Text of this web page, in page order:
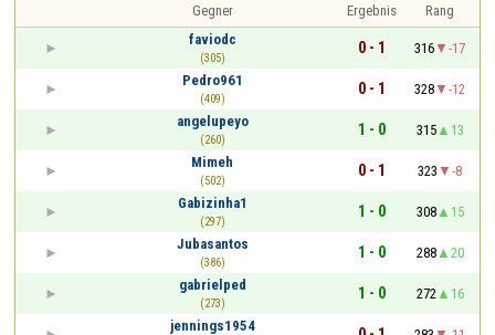
Gegner Ergebnis
Rang
faviodc
(305)
0 - 1 316
-17
Pedro961
(409)
0 - 1 328
-12
angelupeyo
(260)
1 - 0 315
13
Mimeh
(502)
0 - 1 323
-8
Gabizinha1
(297)
1 - 0 308
15
Jubasantos
(386)
1 - 0 288
20
gabrielped
(273)
1 - 0 272
16
jennings1954